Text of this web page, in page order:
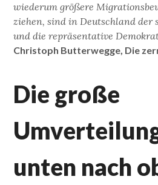
wiederum größere
ziehen, sind in Deutschland der
und die repräsentative
Christoph Butterwegge, Die
Die große
unten nach